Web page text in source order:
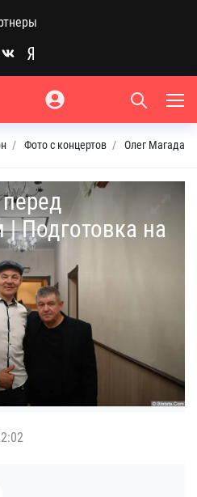
Фото с концертов Олег Магадан
Подготовка на